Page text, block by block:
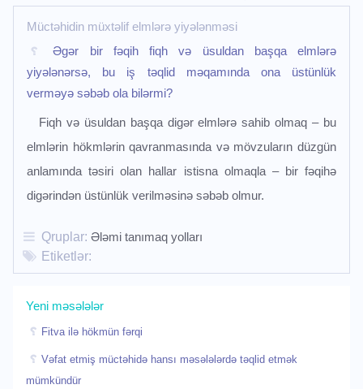
Müctəhidin müxtəlif elmlərə yiyələnməsi
Əgər bir fəqih fiqh və üsuldan başqa elmlərə
yiyələnərsə, bu iş təqlid məqamında ona üstünlük
verməyə səbəb ola bilərmi?
Fiqh və üsuldan başqa digər elmlərə sahib olmaq – bu
elmlərin hökmlərin qavranmasında və mövzuların düzgün
anlamında təsiri olan hallar istisna olmaqla – bir fəqihə
digərindən üstünlük verilməsinə səbəb olmur.
Qruplar:Ələmi tanımaq yolları
Etiketlər:
Yeni məsələlər
Fitva ilə hökmün fərqi
Vəfat etmiş müctəhidə hansı məsələlərdə təqlid etmək
mümkündür